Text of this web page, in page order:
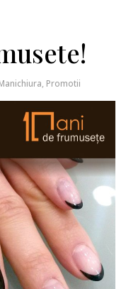
, Promotii